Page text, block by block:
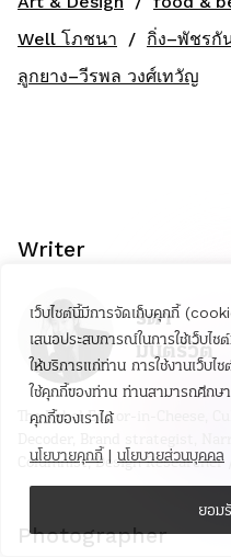
เว็บไซต์นี้มีการจัดเก็บคุกกี้
เสนอประสบการณ์ในการใช้เว็บไ
ให้บริการแก่ท่าน การใช้งานเว็บไ
ใช้คุกกี้ของท่าน ท่านสามารถศึกษ
คุกกี้ของเราได้
นโยบายคุกกี้ | นโยบายส่วนบุคคล
ยอม
Well โภชนา
กิ่ง–พัชรกั
ลูกยาง–วีรพล วงศ์เทวัญ
Writer
รตา
มนตรีวัต
The Rebel Editor-in-Cheese,
Columnist, Design
Photographer